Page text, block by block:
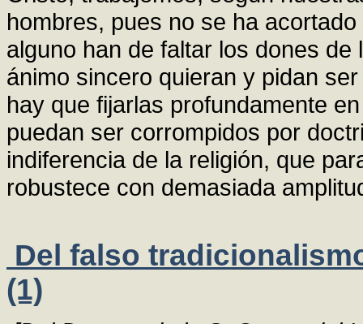
hombres, pues no se ha
alguno han de faltar los dones
ánimo sincero quieran y pidan
hay que fijarlas profundamente
puedan ser corrompidos por
indiferencia de la religión, que
robustece con demasiada
Del falso
(1)